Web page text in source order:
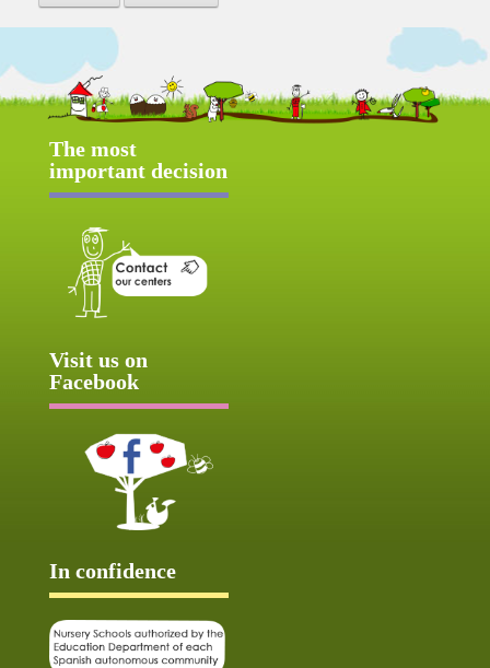
The most
important decision
Visit us on
Facebook
In confidence